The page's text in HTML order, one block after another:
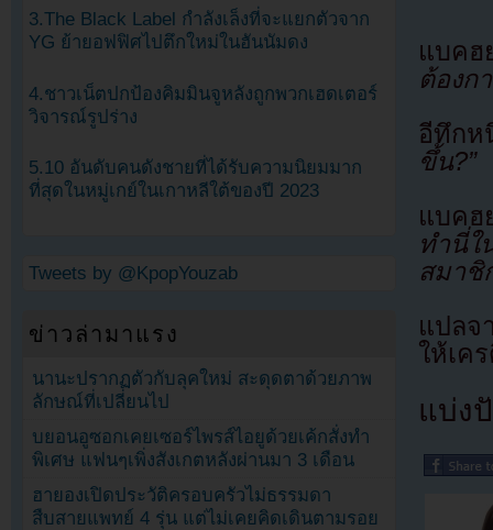
แบคฮ
ต้องก
อีทึก
ขึ้น?”
แบคฮ
ทำนี่
สมาชิ
แปล
ให้เค
แบ่ง
3.The Black Label กำลังเล็งที่จะแยกตัวจาก
YG ย้ายอฟฟิศไปตึกใหม่ในฮันนัมดง
4.ชาวเน็ตปกป้องคิมมินจูหลังถูกพวกเฮดเตอร์
วิจารณ์รูปร่าง
5.10 อันดับคนดังชายที่ได้รับความนิยมมาก
ที่สุดในหมู่เกย์ในเกาหลีใต้ของปี 2023
Tweets by @KpopYouzab
ข่าวล่ามาแรง
นานะปรากฏตัวกับลุคใหม่ สะดุดตาด้วยภาพ
ลักษณ์ที่เปลี่ยนไป
บยอนอูซอกเคยเซอร์ไพรส์ไอยูด้วยเค้กสั่งทำ
พิเศษ แฟนๆเพิ่งสังเกตหลังผ่านมา 3 เดือน
ฮายองเปิดประวัติครอบครัวไม่ธรรมดา
สืบสายแพทย์ 4 รุ่น แต่ไม่เคยคิดเดินตามรอย